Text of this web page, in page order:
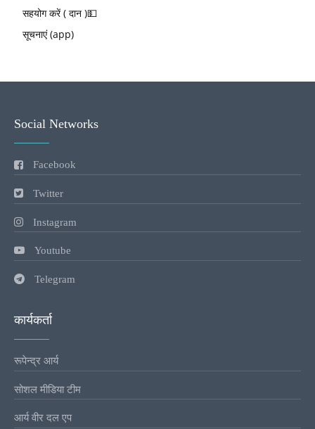
सहयोग करें ( दान )💵
सूचनाएं (app)
Social Networks
Facebook
Twitter
Instagram
Youtube
Telegram
कार्यकर्ता
रूपेन्द्र आर्य
सोशल मीडिया टीम
आर्य वीर दल एप